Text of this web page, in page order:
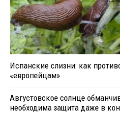
Испанские слизни: как
«европейцам»
Августовское солнце
необходима защита даже в